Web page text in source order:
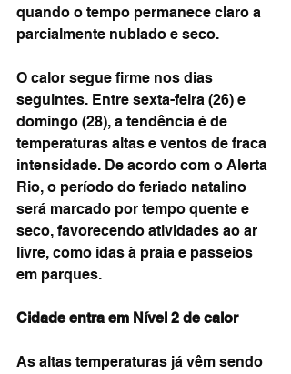
quando o tempo permanece claro a
parcialmente nublado e seco.
O calor segue firme nos dias
seguintes. Entre sexta-feira (26) e
domingo (28), a tendência é de
temperaturas altas e ventos de fraca
intensidade. De acordo com o Alerta
Rio, o período do feriado natalino
será marcado por tempo quente e
seco, favorecendo atividades ao ar
livre, como idas à praia e passeios
em parques.
Cidade entra em Nível 2 de calor
As altas temperaturas já vêm sendo